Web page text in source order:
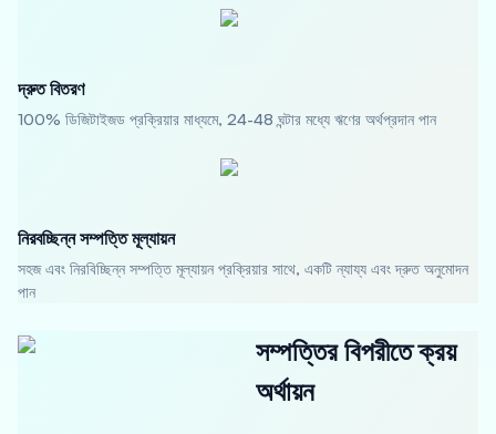
দ্রুত বিতরণ
100% ডিজিটাইজড প্রক্রিয়ার মাধ্যমে, 24-48 ঘন্টার মধ্যে ঋণের অর্থপ্রদান পান
নিরবচ্ছিন্ন সম্পত্তি মূল্যায়ন
সহজ এবং নিরবিচ্ছিন্ন সম্পত্তি মূল্যায়ন প্রক্রিয়ার সাথে, একটি ন্যায্য এবং দ্রুত অনুমোদন
পান
সম্পত্তির বিপরীতে ক্রয়
অর্থায়ন